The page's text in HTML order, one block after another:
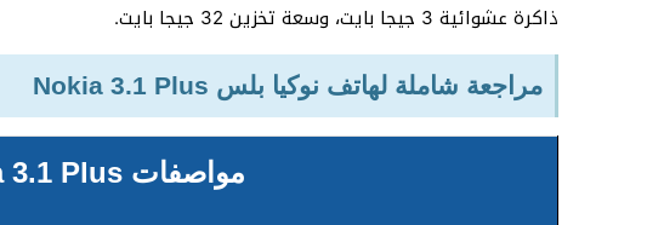
ذاكرة عشوائية 3 جيجا بايت، وسعة تخزين 32 جيجا بايت.
مراجعة شاملة لهاتف نوكيا بلس Nokia 3.1 Plus
مواصفات Nokia 3.1 Plus